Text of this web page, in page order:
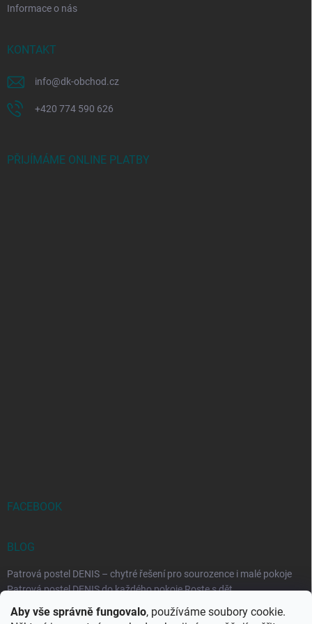
Aby vše správně fungovalo, používáme soubory cookie.
Informace o nás
KONTAKT
info@dk-obchod.cz
+420 774 590 626
PŘIJÍMÁME ONLINE PLATBY
FACEBOOK
BLOG
Patrová postel DENIS – chytré řešení pro sourozence i malé pokoje
Patrová postel DENIS do každého pokoje Roste s dět...
Rozkládací postele RELAX – ideální řešení pro malé prostory i